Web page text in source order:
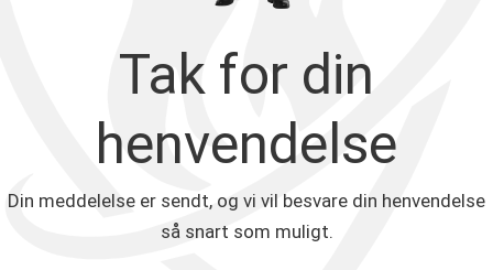
Tak for din
henvendelse
Din meddelelse er sendt, og vi vil besvare din henvendelse
så snart som muligt.